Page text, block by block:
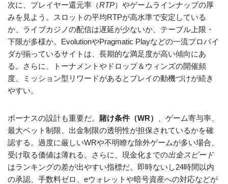
次に、プレイヤー還元率（RTP）やゲームラインナップの厚
みを見よう。スロットの平均RTPが高水準で安定している
か、ライブカジノの配信は遅延が少ないか、テーブル上限・
下限が多様か。EvolutionやPragmatic Playなどの一流プロバイ
ダが揃っているサイトは、長期的な満足度が高い傾向にあ
る。さらに、トーナメントやドロップ＆ウィンズの開催頻
度、ミッション型リワードがあるとプレイの動機づけが続き
やすい。
ボーナスの設計も重要だ。 賭け条件（WR）
、ゲーム寄与率、
最大ベット制限、出金制限の透明性が担保されているかを確
認する。過度に厳しいWRや不明瞭な除外ゲームが多い場合、
受け取る価値は薄れる。さらに、現金化までの出金スピード
はランキングの差が出やすい指標だ。即時ないし24時間以内
の承認、手数料ゼロ、eウォレットや暗号資産への対応などが